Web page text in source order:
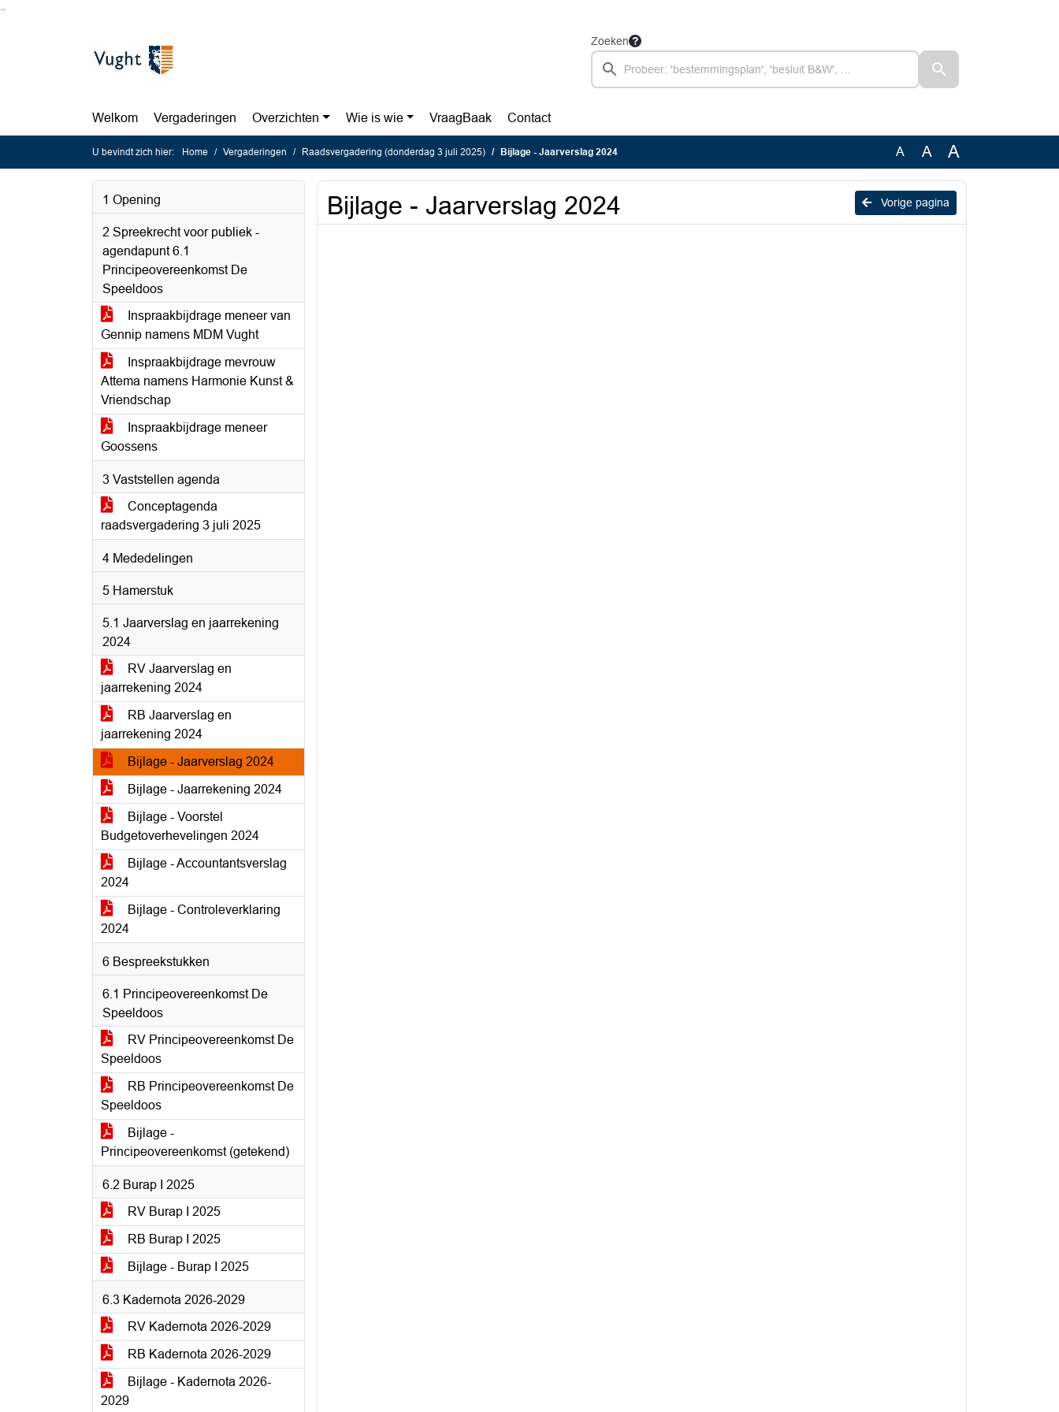
Zoeken
Welkom Vergaderingen Overzichten Wie is wie VraagBaak Contact
U bevindt zich hier: Home Vergaderingen Raadsvergadering (donderdag 3 juli 2025) Bijlage - Jaarverslag 2024 A A A
1 Opening
2 Spreekrecht voor publiek -
agendapunt 6.1
Principeovereenkomst De
Speeldoos
Inspraakbijdrage meneer van
Gennip namens MDM Vught
Inspraakbijdrage mevrouw
Attema namens Harmonie Kunst &
Vriendschap
Inspraakbijdrage meneer
Goossens
3 Vaststellen agenda
Conceptagenda
raadsvergadering 3 juli 2025
4 Mededelingen
5 Hamerstuk
5.1 Jaarverslag en jaarrekening
2024
RV Jaarverslag en
jaarrekening 2024
RB Jaarverslag en
jaarrekening 2024
Bijlage - Jaarverslag 2024
Bijlage - Jaarrekening 2024
Bijlage - Voorstel
Budgetoverhevelingen 2024
Bijlage - Accountantsverslag
2024
Bijlage - Controleverklaring
2024
6 Bespreekstukken
6.1 Principeovereenkomst De
Speeldoos
RV Principeovereenkomst De
Speeldoos
RB Principeovereenkomst De
Speeldoos
Bijlage -
Principeovereenkomst (getekend)
6.2 Burap I 2025
RV Burap I 2025
RB Burap I 2025
Bijlage - Burap I 2025
6.3 Kadernota 2026-2029
RV Kadernota 2026-2029
RB Kadernota 2026-2029
Bijlage - Kadernota 2026-
2029
Vorige pagina
Bijlage - Jaarverslag 2024